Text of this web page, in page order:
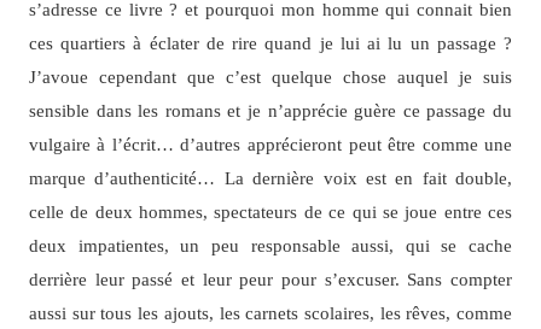
s’adresse ce livre ? et pourquoi mon homme qui connait bien
ces quartiers à éclater de rire quand je lui ai lu un passage ?
J’avoue cependant que c’est quelque chose auquel je suis
sensible dans les romans et je n’apprécie guère ce passage du
vulgaire à l’écrit… d’autres apprécieront peut être comme une
marque d’authenticité… La dernière voix est en fait double,
celle de deux hommes, spectateurs de ce qui se joue entre ces
deux impatientes, un peu responsable aussi, qui se cache
derrière leur passé et leur peur pour s’excuser. Sans compter
aussi sur tous les ajouts, les carnets scolaires, les rêves, comme